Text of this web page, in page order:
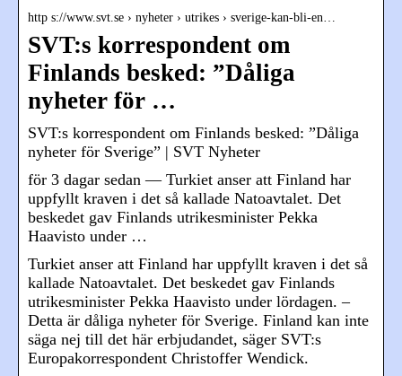
http s://www.svt.se › nyheter › utrikes › sverige-kan-bli-en…
SVT:s korrespondent om
Finlands besked: ”Dåliga
nyheter för …
SVT:s korrespondent om Finlands besked: ”Dåliga
nyheter för Sverige” | SVT Nyheter
för 3 dagar sedan — Turkiet anser att Finland har
uppfyllt kraven i det så kallade Natoavtalet. Det
beskedet gav Finlands utrikesminister Pekka
Haavisto under …
Turkiet anser att Finland har uppfyllt kraven i det så
kallade Natoavtalet. Det beskedet gav Finlands
utrikesminister Pekka Haavisto under lördagen. –
Detta är dåliga nyheter för Sverige. Finland kan inte
säga nej till det här erbjudandet, säger SVT:s
Europakorrespondent Christoffer Wendick.